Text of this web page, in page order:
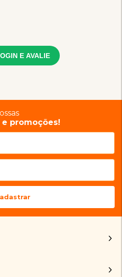
E AVALIE
promoções!